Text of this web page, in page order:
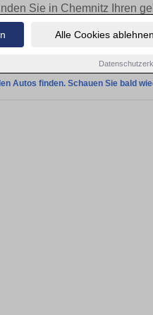
Alle Cookies ablehnen
Sie in Chemnitz Ihren
Kalos Gebrauchtwagen?
Preisklassen von privat
Autos finden. Schauen Sie bald